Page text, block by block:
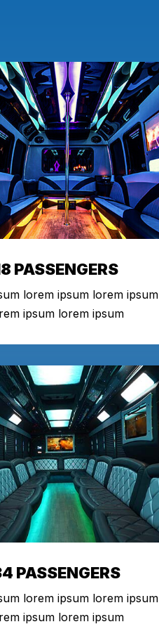
PASSENGERS
lorem ipsum lorem ipsum
ipsum lorem ipsum
PASSENGERS
lorem ipsum lorem ipsum
ipsum lorem ipsum